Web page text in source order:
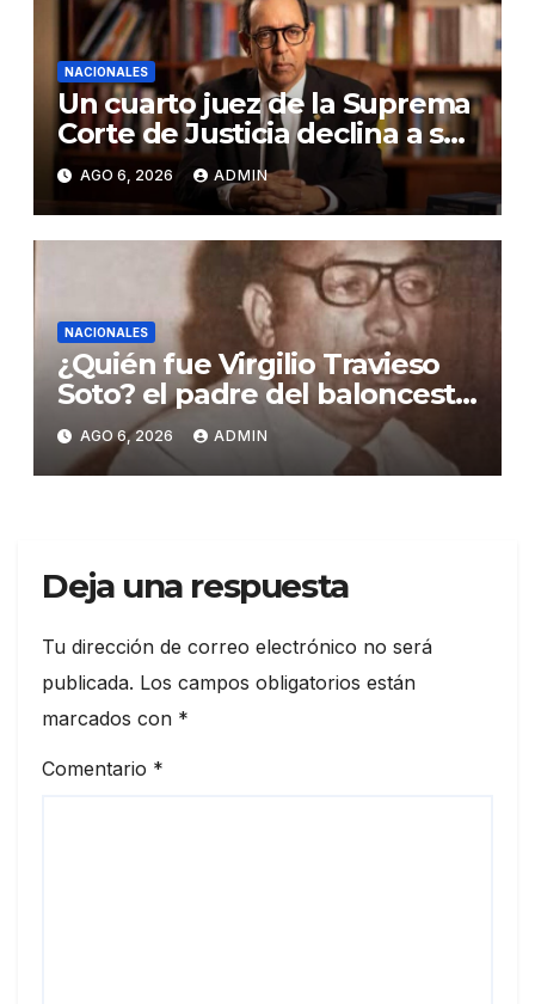
NACIONALES
Un cuarto juez de la Suprema
Corte de Justicia declina a ser
evaluado por el CNM
AGO 6, 2026 ADMIN
NACIONALES
¿Quién fue Virgilio Travieso
Soto? el padre del baloncesto
dominicano
AGO 6, 2026 ADMIN
Deja una respuesta
Tu dirección de correo electrónico no será
publicada. Los campos obligatorios están
marcados con *
Comentario *